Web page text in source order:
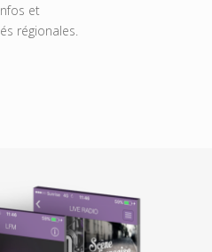
et
régionales.